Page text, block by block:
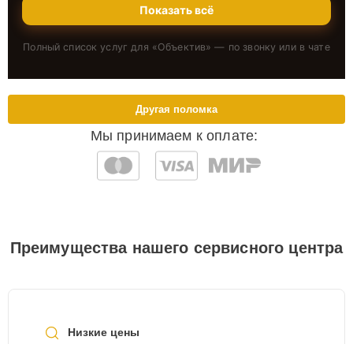
Показать всё
Полный список услуг для «Объектив» — по звонку или в чате
Мы принимаем к оплате:
Другая поломка
Преимущества нашего сервисного центра
Низкие цены